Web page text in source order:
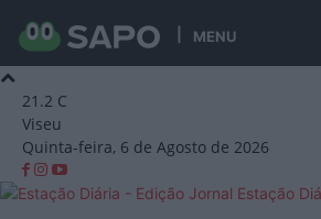
MENU
21.2 C
Viseu
Quinta-feira, 6 de Agosto de 2026
Estação